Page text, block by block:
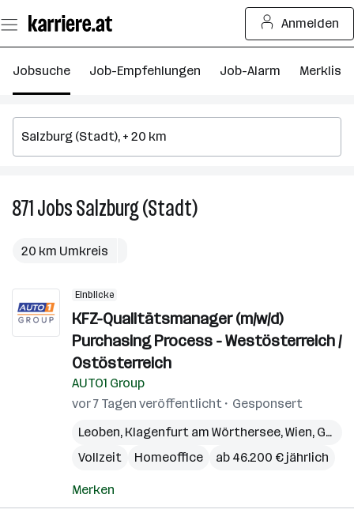
Seiteninhalt
springen
Anmelden
Jobsuche Job-Empfehlungen Job-Alarm Merkliste
871JobsSalzburg (Stadt)871
20 km Umkreis
Einblicke
KFZ-Qualitätsmanager (m/w/d)
Purchasing Process - Westösterreich /
Ostösterreich
AUTO1 Group
vor 7 Tagen veröffentlicht
Gesponsert
Leoben, Klagenfurt am Wörthersee,Wien, Graz
Vollzeit
Homeoffice ab 46.200 € jährlich
Merken